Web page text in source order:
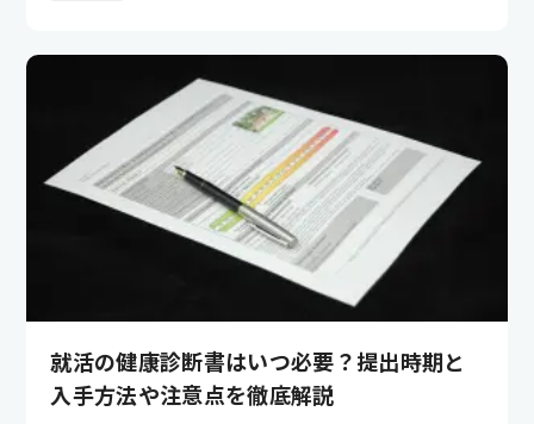
就活の健康診断書はいつ必要？提出時期と
入手方法や注意点を徹底解説